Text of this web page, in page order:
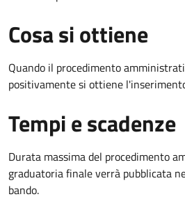
Cosa si ottiene
Quando il procedimento
positivamente si ottiene
Tempi e scadenze
Durata massima del procedimento
graduatoria finale verrà pubblicata
bando.